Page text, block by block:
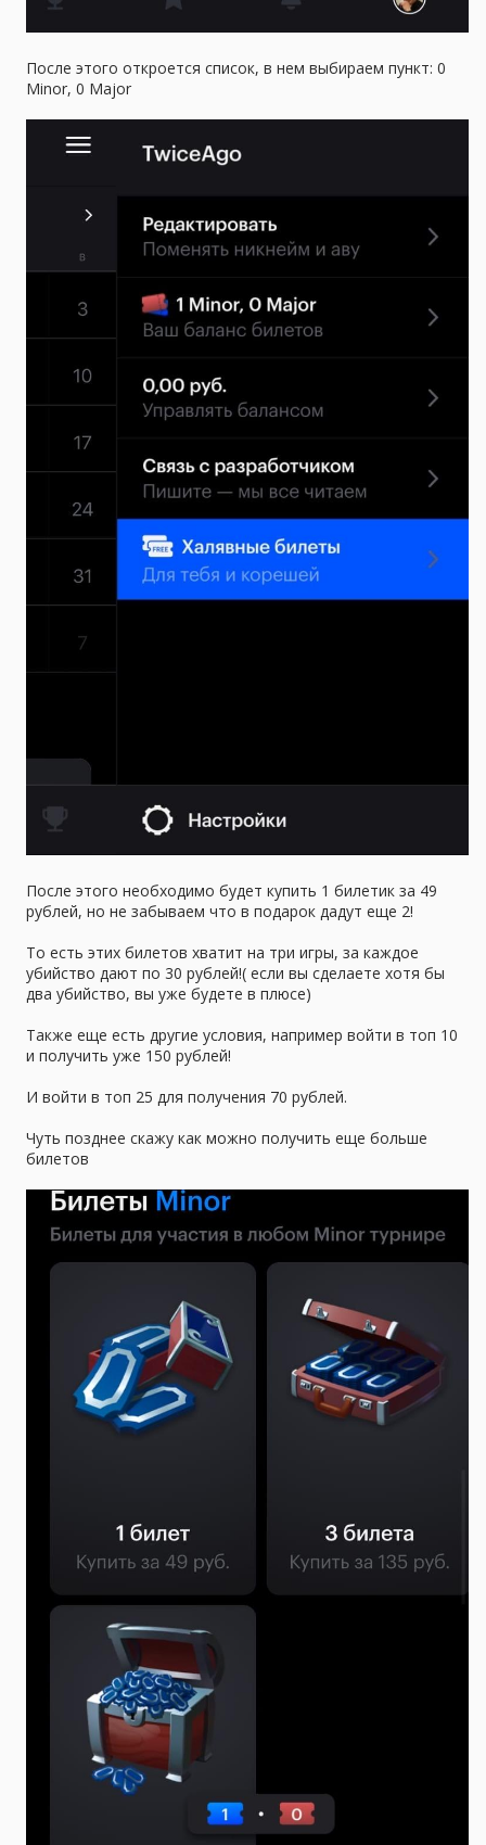
После этого откроется список, в нем выбираем пункт: 0
Minor, 0 Major
После этого необходимо будет купить 1 билетик за 49
рублей, но не забываем что в подарок дадут еще 2!
То есть этих билетов хватит на три игры, за каждое
убийство дают по 30 рублей!( если вы сделаете хотя бы
два убийство, вы уже будете в плюсе)
Также еще есть другие условия, например войти в топ 10
и получить уже 150 рублей!
И войти в топ 25 для получения 70 рублей.
Чуть позднее скажу как можно получить еще больше
билетов